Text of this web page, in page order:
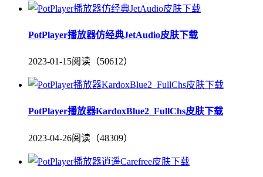
PotPlayer播放器仿经典JetAudio皮肤下载
2023-01-15阅读（50612）
PotPlayer播放器KardoxBlue2_FullChs皮肤下载
2023-04-26阅读（48309）